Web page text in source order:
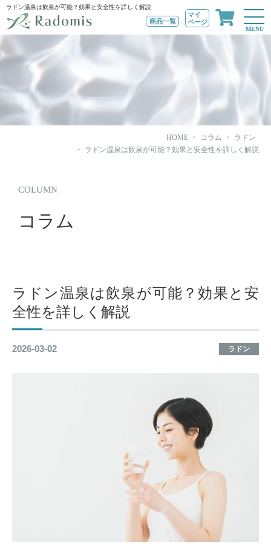
ラドン温泉は飲泉が可能？効果と安全性を詳しく解説
商品一覧
マイ
ページ
MENU
HOME コラム
ラドン
ラドン温泉は飲泉が可能？効果と安全性を詳しく解説
COLUMN
コラム
ラドン温泉は飲泉が可能？効果と安
全性を詳しく解説
2026-03-02 ラドン